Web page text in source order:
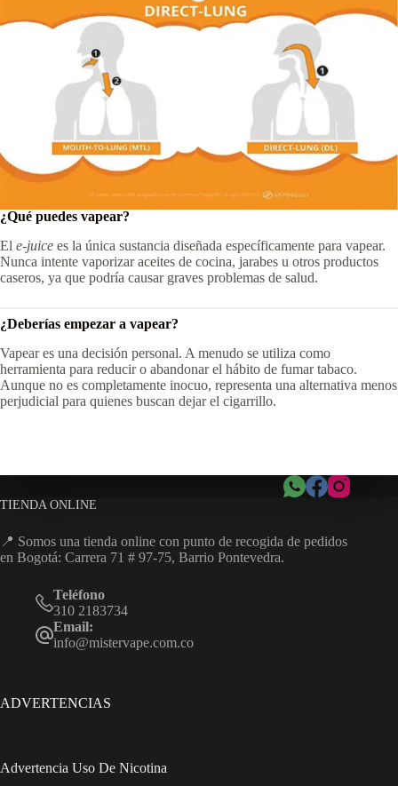
¿Qué puedes vapear?
El e-juice es la única sustancia diseñada específicamente para vapear.
Nunca intente vaporizar aceites de cocina, jarabes u otros productos
caseros, ya que podría causar graves problemas de salud.
¿Deberías empezar a vapear?
Vapear es una decisión personal. A menudo se utiliza como
herramienta para reducir o abandonar el hábito de fumar tabaco.
Aunque no es completamente inocuo, representa una alternativa menos
perjudicial para quienes buscan dejar el cigarrillo.
TIENDA ONLINE
📍 Somos una tienda online con punto de recogida de pedidos
en Bogotá: Carrera 71 # 97-75, Barrio Pontevedra.
Teléfono
310 2183734
Email:
info@mistervape.com.co
ADVERTENCIAS
Advertencia Uso De Nicotina